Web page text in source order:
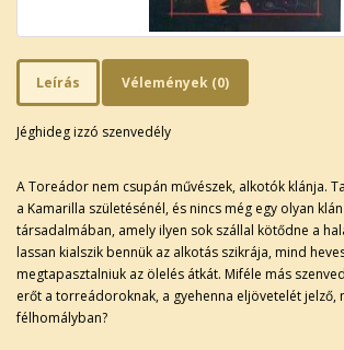
Leírás Vélemények (0)
Jéghideg izzó szenvedély
A Toreádor nem csupán művészek, alkotók klánja.
a Kamarilla születésénél, és nincs még egy olyan
társadalmában, amely ilyen sok szállal kötődne a
lassan kialszik bennük az alkotás szikrája, mind
megtapasztalniuk az ölelés átkát. Miféle más
erőt a torreádoroknak, a gyehenna eljövetelét
félhomályban?